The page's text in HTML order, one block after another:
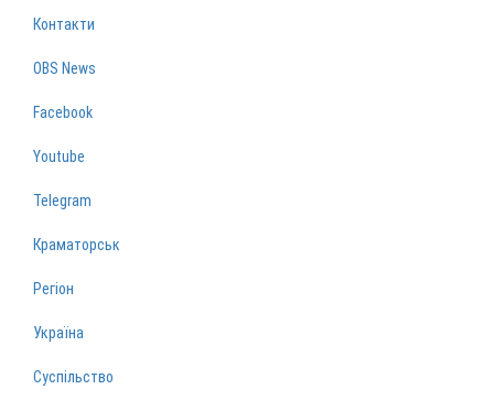
Контакти
OBS News
Facebook
Youtube
Telegram
Краматорськ
Регіон
Україна
Суспільство